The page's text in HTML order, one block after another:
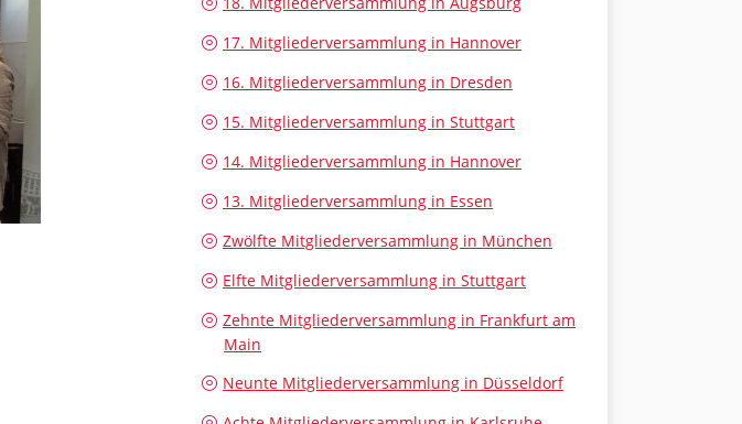
17. Mitgliederversammlung in Hannover
16. Mitgliederversammlung in Dresden
15. Mitgliederversammlung in Stuttgart
14. Mitgliederversammlung in Hannover
13. Mitgliederversammlung in Essen
Zwölfte Mitgliederversammlung in München
Elfte Mitgliederversammlung in Stuttgart
Zehnte Mitgliederversammlung in Frankfurt am
Main
Neunte Mitgliederversammlung in Düsseldorf